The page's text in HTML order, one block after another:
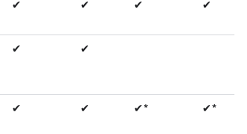
✔ ✔ ✔ ✔
✔ ✔
✔ ✔ ✔* ✔*